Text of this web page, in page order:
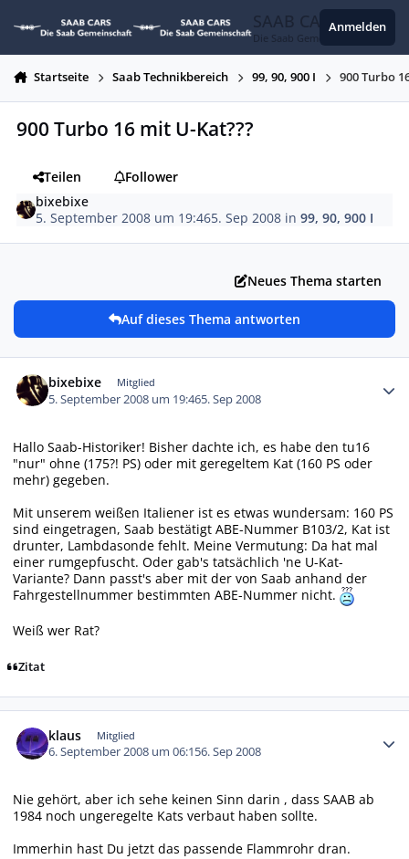
SAAB CARS
Die Saab Gemeinschaft
Anmelden
Startseite Saab Technikbereich 99, 90, 900 I 900 Turbo
900 Turbo 16 mit U-Kat???
Teilen
Follower
bixebixe
5. September 2008 um 19:465. Sep 2008 in99, 90, 900 I
Neues Thema starten
Auf dieses Thema antworten
bixebixe Mitglied
5. September 2008 um 19:465. Sep 2008
Hallo Saab-Historiker! Bisher dachte ich, es habe den tu16
"nur" ohne (175?! PS) oder mit geregeltem Kat (160 PS oder
mehr) gegeben.
Mit unserem weißen Italiener ist es etwas wundersam: 160 PS
sind eingetragen, Saab bestätigt ABE-Nummer B103/2, Kat ist
drunter, Lambdasonde fehlt. Meine Vermutung: Da hat mal
einer rumgepfuscht. Oder gab's tatsächlich 'ne U-Kat-
Variante? Dann passt's aber mit der von Saab anhand der
Fahrgestellnummer bestimmten ABE-Nummer nicht.
Weiß wer Rat?
Zitat
klaus Mitglied
6. September 2008 um 06:156. Sep 2008
Nie gehört, aber ich sehe keinen Sinn darin , dass SAAB ab
1984 noch ungeregelte Kats verbaut haben sollte.
Immerhin hast Du jetzt das passende Flammrohr dran.